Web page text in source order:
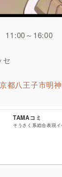
11:00～16:00
セ
都八王子市明
TAMAコミ
そうさく系総合表現イ